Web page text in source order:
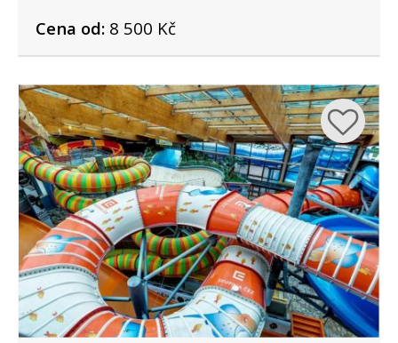
Cena od:8 500 Kč